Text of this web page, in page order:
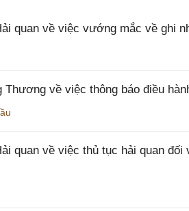
quan về việc vướng mắc về ghi
về việc thông báo điều
quan về việc thủ tục hải quan